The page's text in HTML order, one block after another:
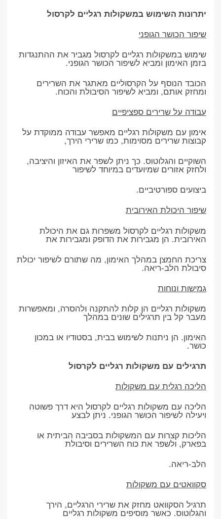
יתרונות השימוש במשקולות רגליים לקרסול
שיפור הכושר הגופני
שימוש במשקולות רגליים לקרסול מגביר את ההתנגדות
בזמן האימון ומביא לשיפור הכושר הגופני.
הכובד הנוסף על הקרסוליים מאתגר את השרירים
ומחזק אותם, ומביא לשיפור הסיבולת והכוח.
עבודה על שרירים ספציפיים
אימון עם משקולות רגליים מאפשר עבודה ממוקדת על
קבוצות שרירים מסוימות, כמו שרירי הירך,
השוקיים והגלוטוס. כך ניתן לשפר את האיזון והיציבה,
ולחזק אזורים שמיועדים במיוחד לשיפור
ביצועים ספורטיביים.
שיפור היכולת האירובית
משקולות רגליים לקרסול משפרות גם את היכולת
האירובית. הן מגבירות את הדופק ומגבירות את
צריכת החמצן במהלך האימון, מה שתורם לשיפור יכולת
סיבולת הלב-ריאה.
גמישות ונוחות
משקולות רגליים הן קלות להתקנה ולהסרה, ומאפשרות
מעבר קל בין תרגילים שונים במהלך
האימון. הן ניתנות לשימוש בבית, בסטודיו או במכון
כושר.
תרגילים עם משקולות רגליים לקרסול
הליכה רגלית עם משקולות
הליכה עם משקולות רגליים לקרסול היא דרך פשוטה
ויעילה לשיפור הכושר הגופני. ניתן לבצע
הליכות קצרות עם המשקולות בסביבה הביתית או
בפארק, ולשפר את כוח השרירים וסיבולת
הלב-ריאה.
סקוואטים עם משקולות
תרגיל הסקוואט מחזק את שרירי הרגליים, הירך
והגלוטוס. כאשר מוסיפים משקולות רגליים